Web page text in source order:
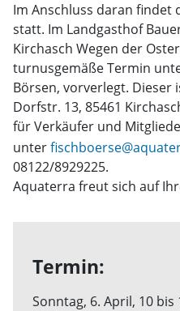
Im Anschluss daran findet
statt. Im Landgasthof
Kirchasch Wegen der
turnusgemäße Termin
Börsen, vorverlegt. Dieser
Dorfstr. 13, 85461
für Verkäufer und
unter
08122/8929225.
Aquaterra freut sich auf
Termin:
Sonntag, 6. April, 10